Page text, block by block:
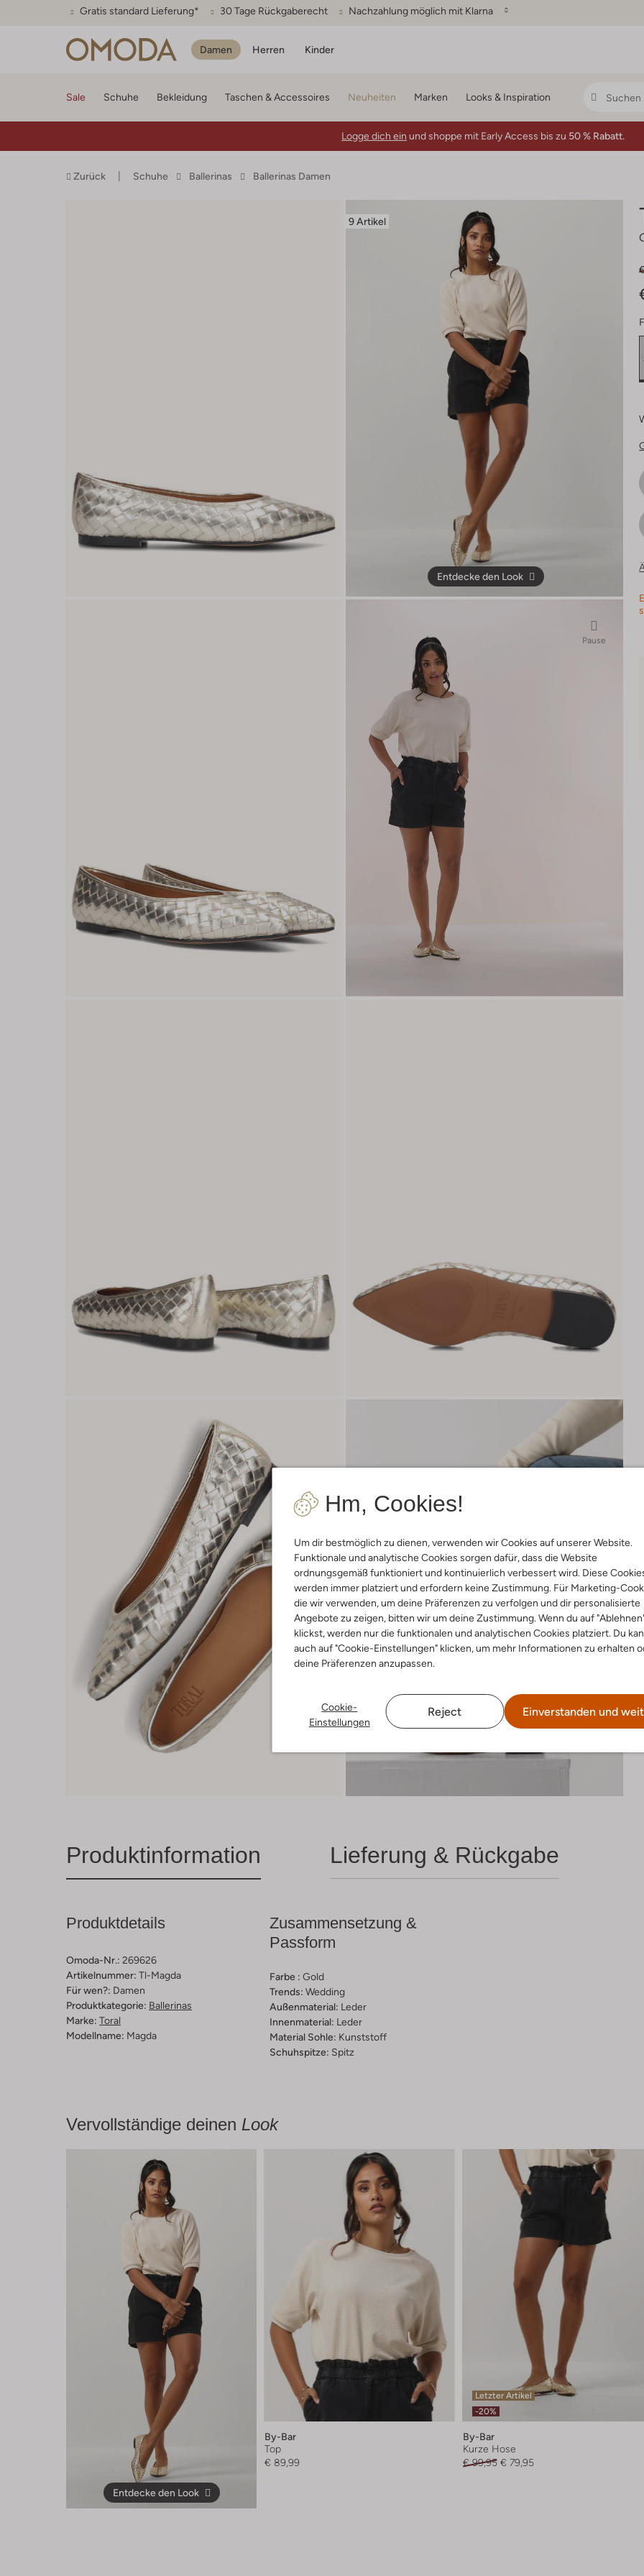
Gratis standard Lieferung* 30 Tage Rückgaberecht Nachzahlung möglich mit Klarna
Damen Herren Kinder
Hm, Cookies!
Um dir bestmöglich zu dienen, verwenden wir Cookies auf unserer Website.
Funktionale und analytische Cookies sorgen dafür, dass die Website
ordnungsgemäß funktioniert und kontinuierlich verbessert wird. Diese
werden immer platziert und erfordern keine Zustimmung. Für Marketing-
die wir verwenden, um deine Präferenzen zu verfolgen und dir personalisierte
Angebote zu zeigen, bitten wir um deine Zustimmung. Wenn du auf
klickst, werden nur die funktionalen und analytischen Cookies platziert. Du
auch auf "Cookie-Einstellungen" klicken, um mehr Informationen zu erhalten
deine Präferenzen anzupassen.
Cookie-
Einstellungen
Reject Einverstanden und
Sale Schuhe Bekleidung Taschen & Accessoires Neuheiten Marken Looks & Inspiration
Logge dich ein und shoppe mit Early Access bis zu 50 % Rabatt.
Zurück Schuhe Ballerinas Ballerinas Damen
9 Artikel
Entdecke den Look
Pause
Produktinformation Lieferung & Rückgabe
Produktdetails
Omoda-Nr.: 269626
Artikelnummer: Tl-Magda
Für wen?: Damen
Produktkategorie: Ballerinas
Marke: Toral
Modellname: Magda
Zusammensetzung &
Passform
Farbe : Gold
Trends: Wedding
Außenmaterial: Leder
Innenmaterial: Leder
Material Sohle: Kunststoff
Schuhspitze: Spitz
Vervollständige deinen Look
Entdecke den Look
By-Bar
Top
€ 89,99
Letzter Artikel
-20%
By-Bar
Kurze Hose
€ 99,95 € 79,95